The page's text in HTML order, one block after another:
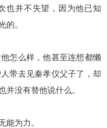
并不失望，因为他已知
的。
怎么样，他甚至连想都懒
带去见秦孝仪父子了，却
并没有替他说什么。
为力。